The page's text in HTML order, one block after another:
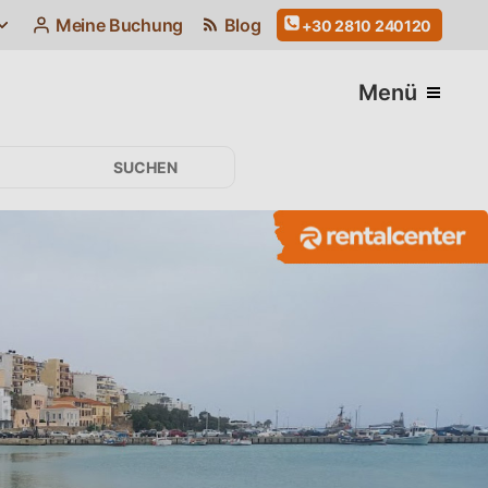
Meine Buchung Blog +30 2810 240120
Menü